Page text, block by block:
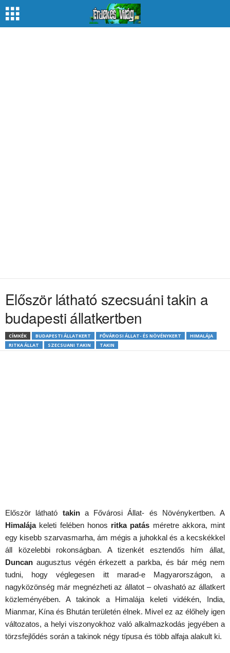
Először látható szecsuáni takin a
budapesti állatkertben
CÍMKÉK BUDAPESTI ÁLLATKERT FŐVÁROSI ÁLLAT- ÉS NÖVÉNYKERT
HIMALÁJA
RITKA ÁLLAT
SZECSUANI TAKIN TAKIN
Először látható takina Fővárosi Állat- és Növénykertben. A
Himalájakeleti felében honos ritka patás méretre akkora, mint
egy kisebb szarvasmarha, ám mégis a juhokkal és a kecskékkel
áll közelebbi rokonságban. A tizenkét esztendős hím állat,
Duncan augusztus végén érkezett a parkba, és bár még nem
tudni, hogy véglegesen itt marad-e Magyarországon, a
nagyközönség már megnézheti az állatot – olvasható az állatkert
közleményében. A takinok a Himalája keleti vidékén, India,
Mianmar, Kína és Bhután területén élnek. Mivel ez az élőhely igen
változatos, a helyi viszonyokhoz való alkalmazkodás jegyében a
törzsfejlődés során a takinok négy típusa és több alfaja alakult ki.